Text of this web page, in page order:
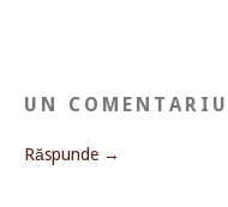
UN COMENTARIU
Răspunde →